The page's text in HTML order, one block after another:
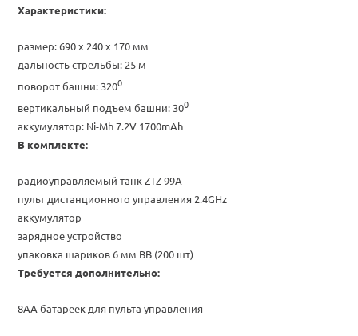
Характеристики:
размер: 690 x 240 x 170 мм
дальность стрельбы: 25 м
поворот башни: 3200
вертикальный подъем башни: 300
аккумулятор: Ni-Mh 7.2V 1700mAh
В комплекте:
радиоуправляемый танк ZTZ-99А
пульт дистанционного управления 2.4GHz
аккумулятор
зарядное устройство
упаковка шариков 6 мм BB (200 шт)
Требуется дополнительно:
8АА батареек для пульта управления